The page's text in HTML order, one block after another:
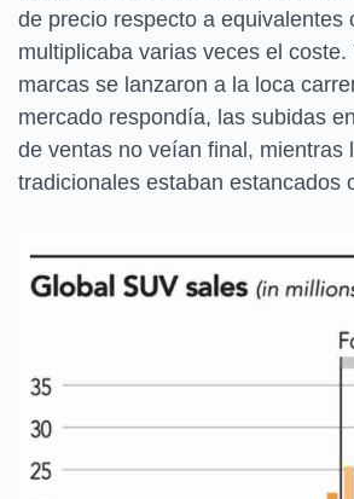
de precio respecto a equivalentes
multiplicaba varias veces el
marcas se lanzaron a la loca
mercado respondía, las subidas
de ventas no veían final, mientras
tradicionales estaban estancados